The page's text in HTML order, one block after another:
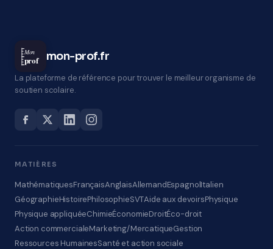
Mon
prof mon-prof.fr
La plateforme de référence pour trouver le meilleur organisme de
soutien scolaire.
MATIÈRES
MathématiquesFrançaisAnglaisAllemandEspagnolItalien
GéographieHistoirePhilosophieSVTAide aux devoirsPhysique
Physique appliquéeChimieÉconomieDroitÉco-droit
Action commercialeMarketing/MercatiqueGestion
Ressources HumainesSanté et action sociale